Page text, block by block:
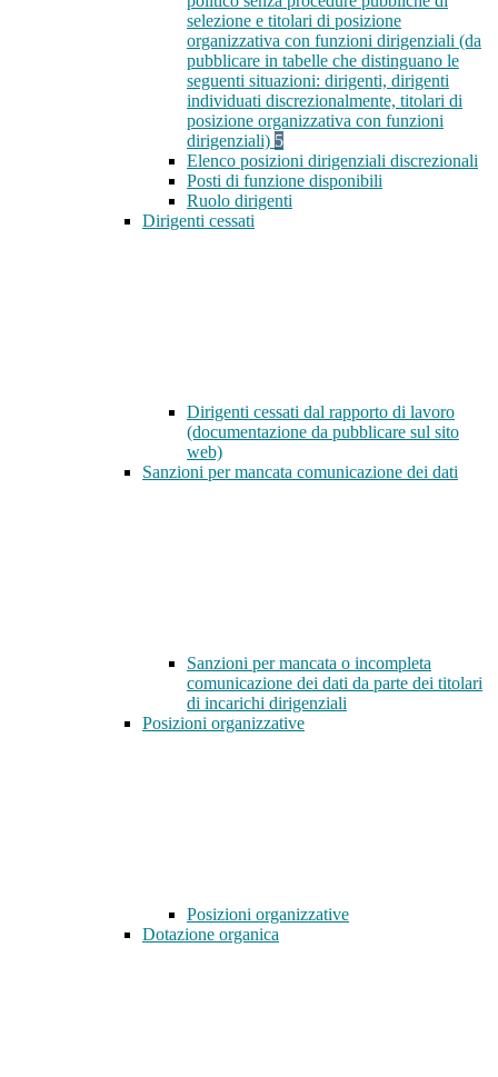
selezione e titolari di posizione
organizzativa con funzioni dirigenziali (da
pubblicare in tabelle che distinguano le
seguenti situazioni: dirigenti, dirigenti
individuati discrezionalmente, titolari di
posizione organizzativa con funzioni
dirigenziali) 5
Elenco posizioni dirigenziali discrezionali
Posti di funzione disponibili
Ruolo dirigenti
Dirigenti cessati
Dirigenti cessati dal rapporto di lavoro
(documentazione da pubblicare sul sito
web)
Sanzioni per mancata comunicazione dei dati
Sanzioni per mancata o incompleta
comunicazione dei dati da parte dei titolari
di incarichi dirigenziali
Posizioni organizzative
Posizioni organizzative
Dotazione organica